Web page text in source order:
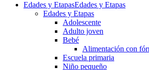
Edades y EtapasEdades y Etapas
Edades y Etapas
Adolescente
Adulto joven
Bebé
Alimentación con
Escuela primaria
Niño pequeño